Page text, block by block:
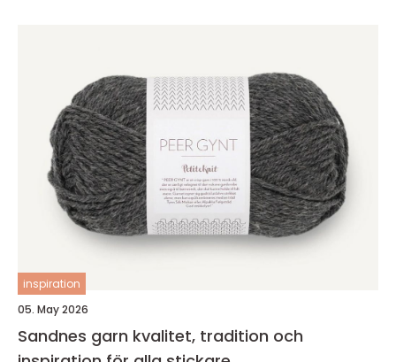
inspiration
05. May 2026
Sandnes garn kvalitet, tradition och